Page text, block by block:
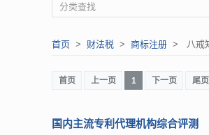
分类查找
首页 > 财法税 > 商标注册 > 八戒
首页 上一页 1 下一页 尾页
国内主流专利代理机构综合评测